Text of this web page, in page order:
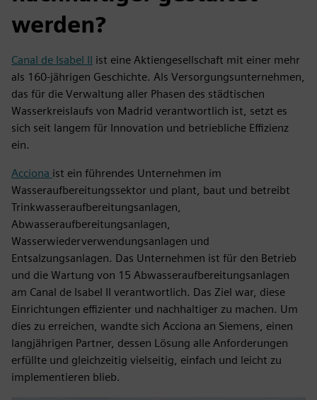
werden?
Canal de Isabel II ist eine Aktiengesellschaft mit einer mehr
als 160-jährigen Geschichte. Als Versorgungsunternehmen,
das für die Verwaltung aller Phasen des städtischen
Wasserkreislaufs von Madrid verantwortlich ist, setzt es
sich seit langem für Innovation und betriebliche Effizienz
ein.
Acciona ist ein führendes Unternehmen im
Wasseraufbereitungssektor und plant, baut und betreibt
Trinkwasseraufbereitungsanlagen,
Abwasseraufbereitungsanlagen,
Wasserwiederverwendungsanlagen und
Entsalzungsanlagen. Das Unternehmen ist für den Betrieb
und die Wartung von 15 Abwasseraufbereitungsanlagen
am Canal de Isabel II verantwortlich. Das Ziel war, diese
Einrichtungen effizienter und nachhaltiger zu machen. Um
dies zu erreichen, wandte sich Acciona an Siemens, einen
langjährigen Partner, dessen Lösung alle Anforderungen
erfüllte und gleichzeitig vielseitig, einfach und leicht zu
implementieren blieb.